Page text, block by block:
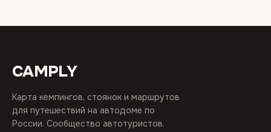
CAMPLY
Карта кемпингов, стоянок и маршрутов
для путешествий на автодоме по
России. Сообщество автотуристов.